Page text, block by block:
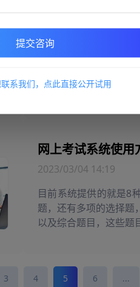
学习平台在应用
2023/03/07 14:04
很多企业操作员工培训
更加简单，能够选择
平台过程中，内部应用
果才会更好，所以平台
网上考试系统使用
2023/03/04 14:19
目前系统提供的就是8
题，还有多项的选择题
以及综合题目，这些题
学校都有一定的帮助。
3 4 5 6 ...
提交咨询
系我们，点此直接公开试用